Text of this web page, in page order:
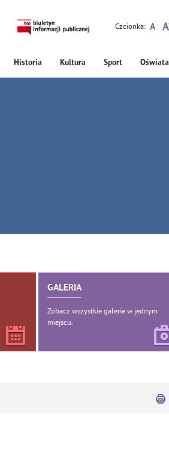
Czcionka:
Historia Kultura Sport Oświata
GALERIA
Zobacz wszystkie galerie w jednym
miejscu.